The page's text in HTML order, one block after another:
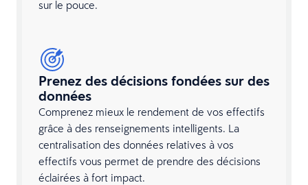
sur le pouce.
Prenez des décisions fondées sur des
données
Comprenez mieux le rendement de vos effectifs
grâce à des renseignements intelligents. La
centralisation des données relatives à vos
effectifs vous permet de prendre des décisions
éclairées à fort impact.